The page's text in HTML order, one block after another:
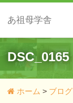
あ祖母学舎
DSC_0165
ホーム > ブログ